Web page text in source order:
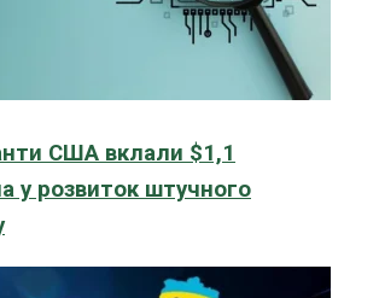
США вклали $1,1
у розвиток штучного